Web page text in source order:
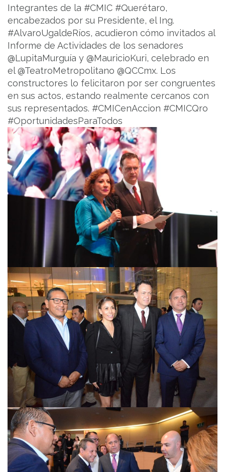
Integrantes de la #CMIC #Querétaro,
encabezados por su Presidente, el Ing.
#AlvaroUgaldeRíos, acudieron cómo invitados al
Informe de Actividades de los senadores
@LupitaMurguía y @MauricioKuri, celebrado en
el @TeatroMetropolitano @QCCmx. Los
constructores lo felicitaron por ser congruentes
en sus actos, estando realmente cercanos con
sus representados. #CMICenAccion #CMICQro
#OportunidadesParaTodos